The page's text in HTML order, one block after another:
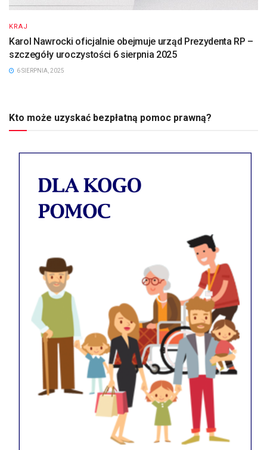
KRAJ
Karol Nawrocki oficjalnie obejmuje urząd Prezydenta RP –
szczegóły uroczystości 6 sierpnia 2025
6 SIERPNIA, 2025
Kto może uzyskać bezpłatną pomoc prawną?